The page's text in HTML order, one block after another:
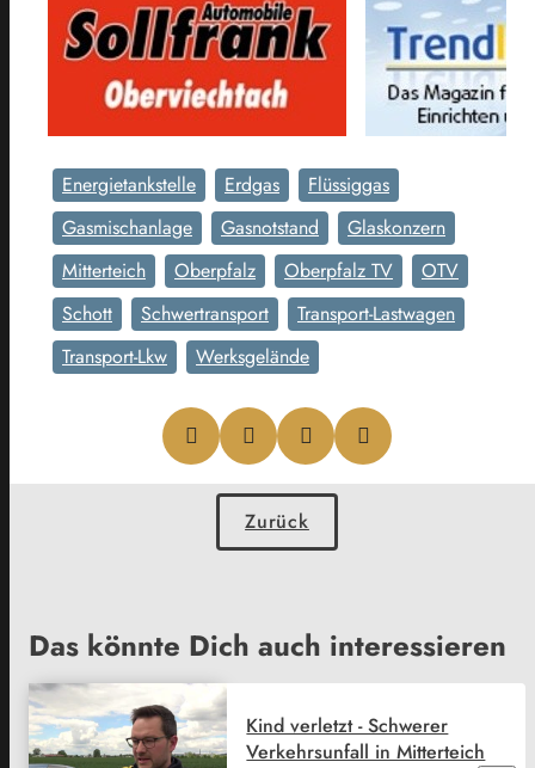
Energietankstelle Erdgas
Flüssiggas
Gasmischanlage
Gasnotstand
Glaskonzern
Mitterteich
Oberpfalz Oberpfalz TV
OTV
Schott
Schwertransport
Transport-Lastwagen
Transport-Lkw
Werksgelände
Zurück
Das könnte Dich auch interessieren
Kind verletzt - Schwerer
Verkehrsunfall in Mitterteich